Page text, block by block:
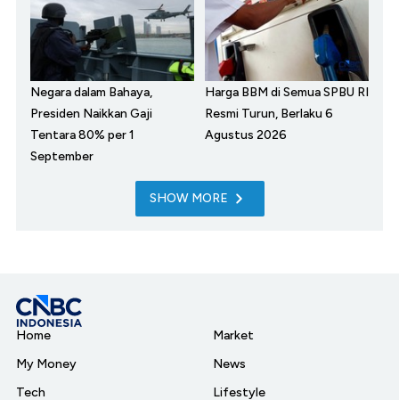
Negara dalam Bahaya,
Presiden Naikkan Gaji
Tentara 80% per 1
September
Harga BBM di Semua SPBU RI
Resmi Turun, Berlaku 6
Agustus 2026
SHOW MORE
Home
My Money
Tech
Market
News
Lifestyle